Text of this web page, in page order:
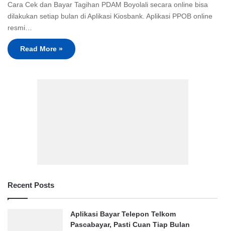
Cara Cek dan Bayar Tagihan PDAM Boyolali secara online bisa
dilakukan setiap bulan di Aplikasi Kiosbank. Aplikasi PPOB online
resmi…
Read More »
Recent Posts
Aplikasi Bayar Telepon Telkom
Pascabayar, Pasti Cuan Tiap Bulan